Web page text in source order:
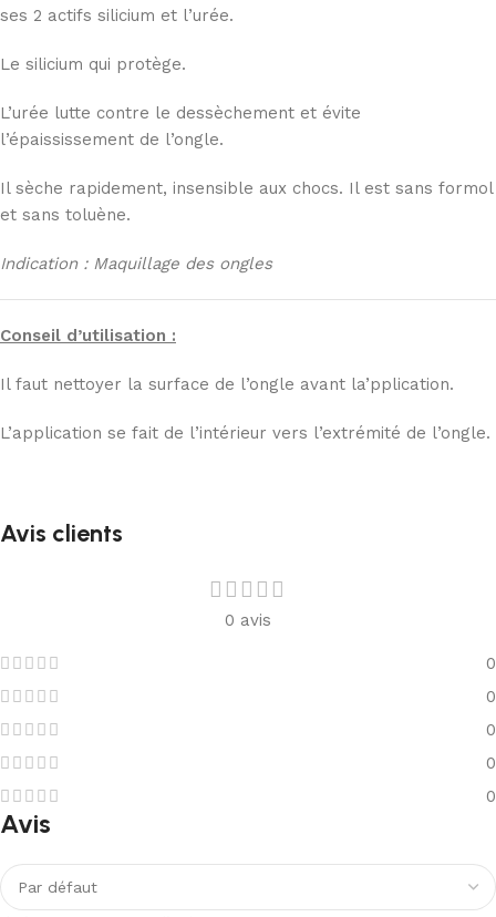
ses 2 actifs silicium et l’urée.
Le silicium qui protège.
L’urée lutte contre le dessèchement et évite
l’épaississement de l’ongle.
Il sèche rapidement, insensible aux chocs. Il est sans formol
et sans toluène.
Indication : Maquillage des ongles
Conseil d’utilisation :
Il faut nettoyer la surface de l’ongle avant la’pplication.
L’application se fait de l’intérieur vers l’extrémité de l’ongle.
Avis clients
0 avis
0
0
0
0
0
Avis